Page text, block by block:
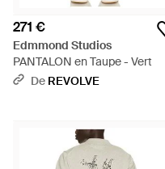
271 €
Edmmond Studios
PANTALON en Taupe - Vert
De REVOLVE